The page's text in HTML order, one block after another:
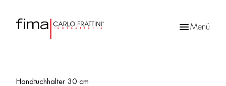
Menü
Handtuchhalter 30 cm